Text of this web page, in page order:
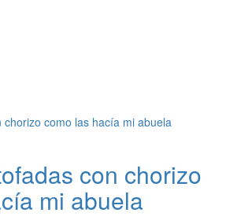
con chorizo
mi abuela